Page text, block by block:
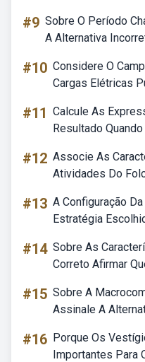
#9 Sobre O Período
A Alternativa
#10 Considere O
Cargas Elétricas
#11 Calcule As
Resultado
#12 Associe As
Atividades Do
#13 A Configuração
Estratégia
#14 Sobre As
Correto Afirmar
#15 Sobre A
Assinale A
#16 Porque Os
Importantes Para